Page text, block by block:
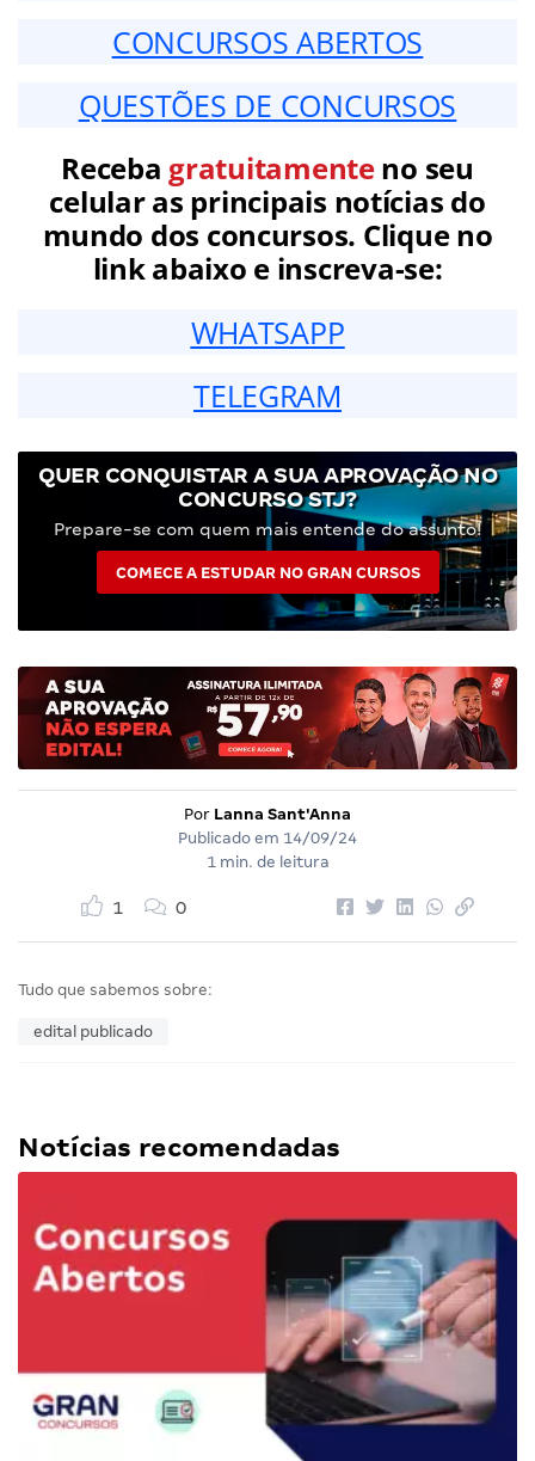
CONCURSOS ABERTOS
QUESTÕES DE CONCURSOS
Receba gratuitamenteno seu
celular as principais notícias do
mundo dos concursos. Clique no
link abaixo e inscreva-se:
WHATSAPP
TELEGRAM
QUER CONQUISTAR A SUA APROVAÇÃO NO
CONCURSO STJ?
Prepare-se com quem mais entende do assunto!
COMECE A ESTUDAR NO GRAN CURSOS
Por Lanna Sant'Anna
Publicado em 14/09/24
1 min. de leitura
1 0
Tudo que sabemos sobre:
edital publicado
Notícias recomendadas